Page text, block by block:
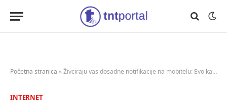
Početna stranica »Živciraju vas dosadne notifikacije na mobitelu: Evo kako se riješiti nepotrebnih
INTERNET